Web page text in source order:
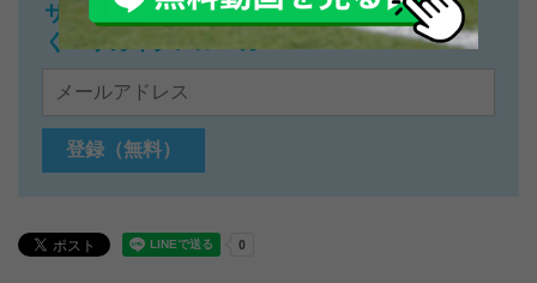
サッカー少年の子育てに役立つ最新記事が届
く！サカイクメルマガ